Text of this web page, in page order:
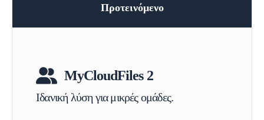
Προτεινόμενο
MyCloudFiles 2